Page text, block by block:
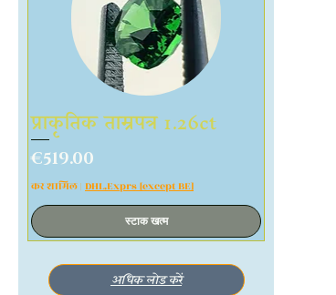
प्राकृतिक ताम्रपत्र 1.26ct
मूल्य
€519.00
कर शामिल| DHL.Exprs [except BE]
स्टाक खत्म
अधिक लोड करें